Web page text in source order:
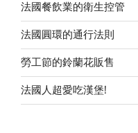
法國餐飲業的衛生控管
法國圓環的通行法則
勞工節的鈴蘭花販售
法國人超愛吃漢堡!